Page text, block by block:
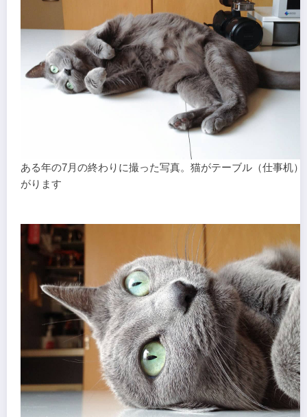
ある年の7月の終わりに撮った写真。猫がテーブル（仕事机）
がります